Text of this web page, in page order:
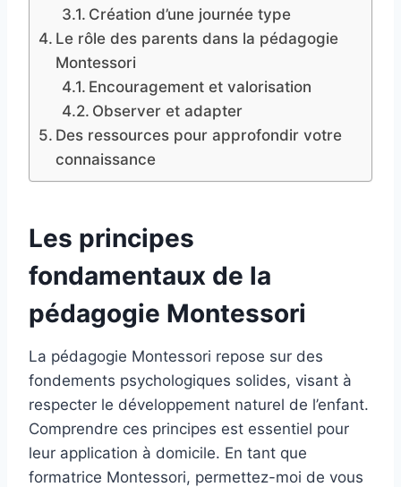
Création d’une journée type
Le rôle des parents dans la pédagogie
Montessori
Encouragement et valorisation
Observer et adapter
Des ressources pour approfondir votre
connaissance
Les principes
fondamentaux de la
pédagogie Montessori
La pédagogie Montessori repose sur des
fondements psychologiques solides, visant à
respecter le développement naturel de l’enfant.
Comprendre ces principes est essentiel pour
leur application à domicile. En tant que
formatrice Montessori, permettez-moi de vous